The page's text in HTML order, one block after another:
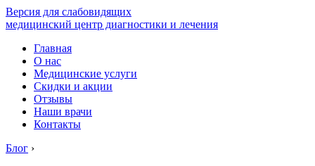
Версия для слабовидящих
медицинский центр диагностики и лечения
Главная
О нас
Медицинские услуги
Скидки и акции
Отзывы
Наши врачи
Контакты
Блог ›